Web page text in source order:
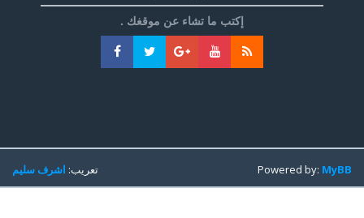
إكتب ما تشاء عن موقغك .
تعريب:اشرف سليم Powered by:MyBB